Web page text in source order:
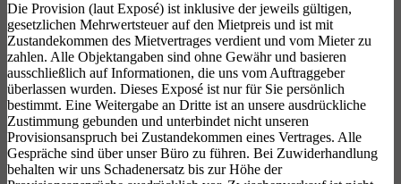
Die Provision (laut Exposé) ist inklusive der jeweils gültigen,
gesetzlichen Mehrwertsteuer auf den Mietpreis und ist mit
Zustandekommen des Mietvertrages verdient und vom Mieter zu
zahlen. Alle Objektangaben sind ohne Gewähr und basieren
ausschließlich auf Informationen, die uns vom Auftraggeber
überlassen wurden. Dieses Exposé ist nur für Sie persönlich
bestimmt. Eine Weitergabe an Dritte ist an unsere ausdrückliche
Zustimmung gebunden und unterbindet nicht unseren
Provisionsanspruch bei Zustandekommen eines Vertrages. Alle
Gespräche sind über unser Büro zu führen. Bei Zuwiderhandlung
behalten wir uns Schadenersatz bis zur Höhe der